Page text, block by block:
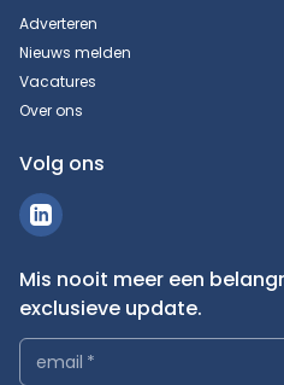
Adverteren
Nieuws melden
Vacatures
Over ons
Volg ons
Mis nooit meer een
exclusieve update.
email *